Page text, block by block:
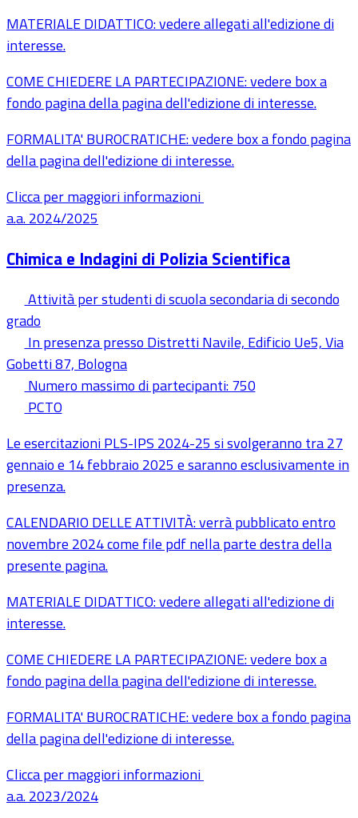
MATERIALE DIDATTICO: vedere allegati all'edizione di
interesse.
COME CHIEDERE LA PARTECIPAZIONE: vedere box a
fondo pagina della pagina dell'edizione di interesse.
FORMALITA' BUROCRATICHE: vedere box a fondo pagina
della pagina dell'edizione di interesse.
Clicca per maggiori informazioni
a.a. 2024/2025
Chimica e Indagini di Polizia Scientifica
Attività per studenti di scuola secondaria di secondo
grado
In presenza presso Distretti Navile, Edificio Ue5, Via
Gobetti 87, Bologna
Numero massimo di partecipanti: 750
PCTO
Le esercitazioni PLS-IPS 2024-25 si svolgeranno tra 27
gennaio e 14 febbraio 2025 e saranno esclusivamente in
presenza.
CALENDARIO DELLE ATTIVITÀ: verrà pubblicato entro
novembre 2024 come file pdf nella parte destra della
presente pagina.
MATERIALE DIDATTICO: vedere allegati all'edizione di
interesse.
COME CHIEDERE LA PARTECIPAZIONE: vedere box a
fondo pagina della pagina dell'edizione di interesse.
FORMALITA' BUROCRATICHE: vedere box a fondo pagina
della pagina dell'edizione di interesse.
Clicca per maggiori informazioni
a.a. 2023/2024